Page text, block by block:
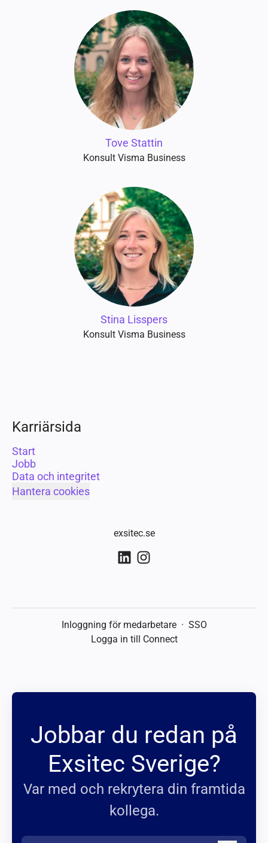
Tove Stattin
Konsult Visma Business
Stina Lisspers
Konsult Visma Business
Karriärsida
Start
Jobb
Data och integritet
Hantera cookies
exsitec.se
Inloggning för medarbetare · SSO
Logga in till Connect
Jobbar du redan på
Exsitec Sverige?
Var med och rekrytera din framtida
kollega.